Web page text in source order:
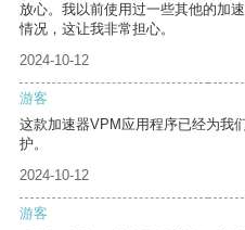
放心。我以前使用过一些其他的加
情况，这让我非常担心。
2024-10-12
游客
这款加速器VPM应用程序已经为我
护。
2024-10-12
游客